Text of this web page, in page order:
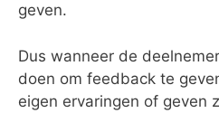
geven.
Dus wanneer de
doen om feedback te
eigen ervaringen of geven